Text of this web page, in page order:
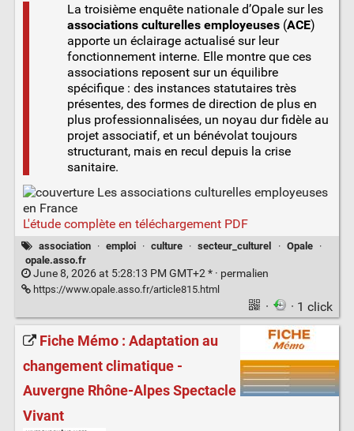
La troisième enquête nationale d’Opale sur les
associations culturelles employeuses(ACE)
apporte un éclairage actualisé sur leur
fonctionnement interne. Elle montre que ces
associations reposent sur un équilibre
spécifique : des instances statutaires très
présentes, des formes de direction de plus en
plus professionnalisées, un noyau dur fidèle au
projet associatif, et un bénévolat toujours
structurant, mais en recul depuis la crise
sanitaire.
L'étude complète en téléchargement PDF
association · emploi · culture · secteur_culturel · Opale
·
opale.asso.fr
June 8, 2026 at 5:28:13 PM GMT+2 * · permalien
https://www.opale.asso.fr/article815.html
· · 1 click
Fiche Mémo : Adaptation au
changement climatique -
Auvergne Rhône-Alpes Spectacle
Vivant